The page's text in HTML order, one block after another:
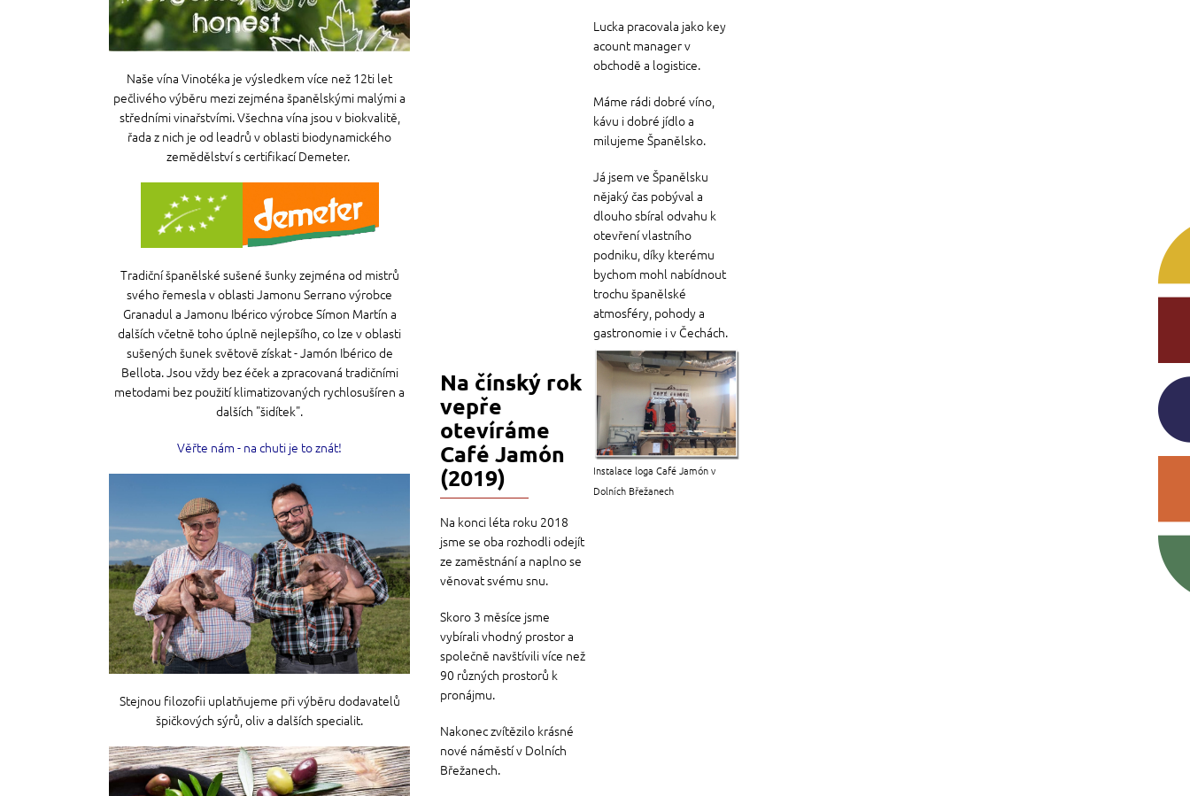
Naše vína Vinotéka je výsledkem více než 12ti let
pečlivého výběru mezi zejména španělskými malými a
středními vinařstvími. Všechna vína jsou v biokvalitě,
řada z nich je od leadrů v oblasti biodynamického
zemědělství s certifikací Demeter.
Tradiční španělské sušené šunky zejména od mistrů
svého řemesla v oblasti Jamonu Serrano výrobce
Granadul a Jamonu Ibérico výrobce Símon Martín a
dalších včetně toho úplně nejlepšího, co lze v oblasti
sušených šunek světově získat - Jamón Ibérico de
Bellota. Jsou vždy bez éček a zpracovaná tradičními
metodami bez použití klimatizovaných rychlosušíren a
dalších "šidítek".
Věřte nám - na chuti je to znát!
Stejnou filozofii uplatňujeme při výběru dodavatelů
špičkových sýrů, oliv a dalších specialit.
Lucka pracovala jako key
acount manager v
obchodě a logistice.
Máme rádi dobré víno,
kávu i dobré jídlo a
milujeme Španělsko.
Já jsem ve Španělsku
nějaký čas pobýval a
dlouho sbíral odvahu k
otevření vlastního
podniku, díky kterému
bychom mohl nabídnout
trochu španělské
atmosféry, pohody a
gastronomie i v Čechách.
Na čínský rok
vepře
otevíráme
Café Jamón
(2019)
Na konci léta roku 2018
jsme se oba rozhodli odejít
ze zaměstnání a naplno se
věnovat svému snu.
Skoro 3 měsíce jsme
vybírali vhodný prostor a
společně navštívili více než
90 různých prostorů k
pronájmu.
Nakonec zvítězilo krásné
nové náměstí v Dolních
Břežanech.
Instalace loga Café Jamón v
Dolních Břežanech